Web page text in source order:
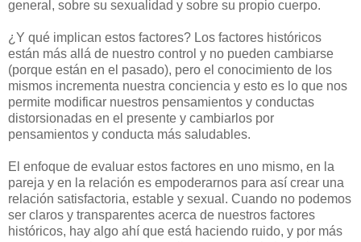
general, sobre su sexualidad y sobre su propio cuerpo.
¿Y qué implican estos factores? Los factores históricos
están más allá de nuestro control y no pueden cambiarse
(porque están en el pasado), pero el conocimiento de los
mismos incrementa nuestra conciencia y esto es lo que nos
permite modificar nuestros pensamientos y conductas
distorsionadas en el presente y cambiarlos por
pensamientos y conducta más saludables.
El enfoque de evaluar estos factores en uno mismo, en la
pareja y en la relación es empoderarnos para así crear una
relación satisfactoria, estable y sexual. Cuando no podemos
ser claros y transparentes acerca de nuestros factores
históricos, hay algo ahí que está haciendo ruido, y por más